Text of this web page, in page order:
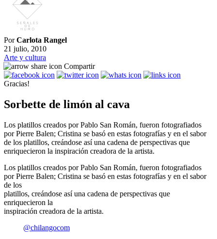
PorCarlota Rangel
21 julio, 2010
Arte y cultura
Compartir
Gracias!
Sorbette de limón al cava
Los platillos creados por Pablo San Román, fueron fotografiados
por Pierre Balen; Cristina se basó en estas fotografías y en el sabor
de los platillos, creándose así una cadena de perspectivas que
enriquecieron la inspiración creadora de la artista.
Los platillos creados por Pablo San Román, fueron fotografiados
por Pierre Balen; Cristina se basó en estas fotografías y en el sabor
de los
platillos, creándose así una cadena de perspectivas que
enriquecieron la
inspiración creadora de la artista.
@chilangocom